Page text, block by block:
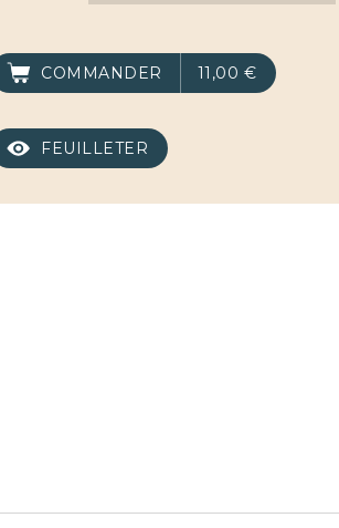
COMMANDER 11,00 €
FEUILLETER